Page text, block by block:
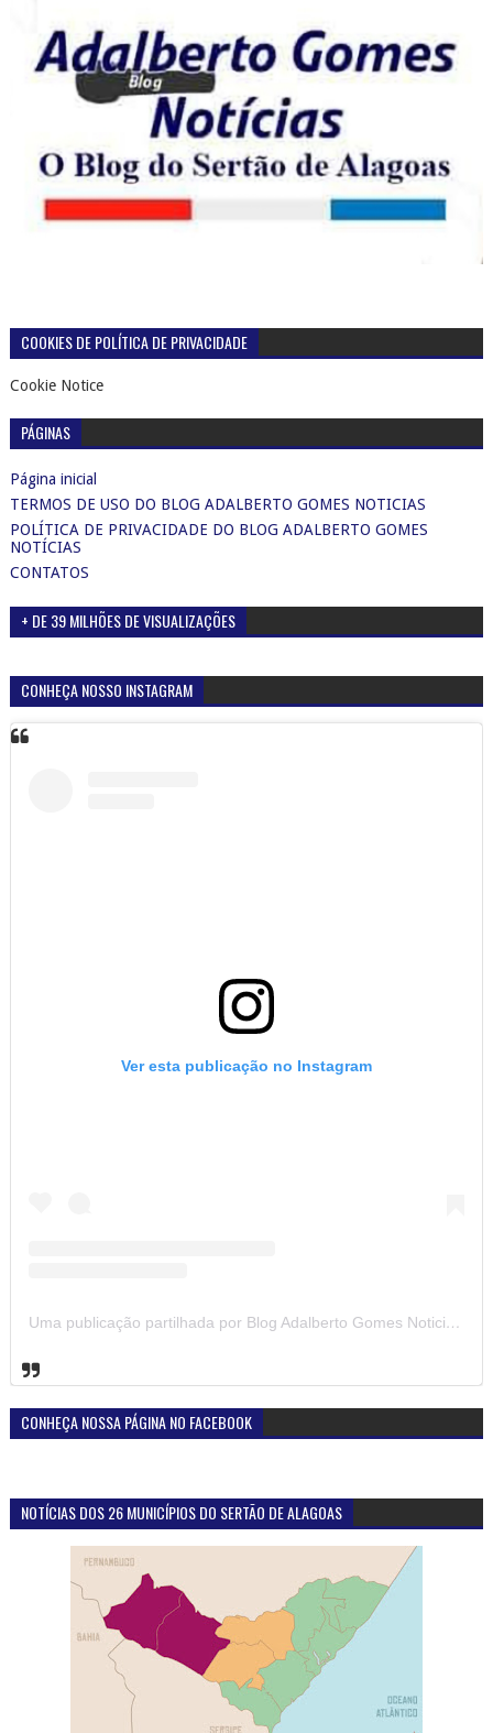
COOKIES DE POLÍTICA DE PRIVACIDADE
Cookie Notice
PÁGINAS
Página inicial
TERMOS DE USO DO BLOG ADALBERTO GOMES NOTICIAS
POLÍTICA DE PRIVACIDADE DO BLOG ADALBERTO GOMES
NOTÍCIAS
CONTATOS
+ DE 39 MILHÕES DE VISUALIZAÇÕES
CONHEÇA NOSSO INSTAGRAM
Ver esta publicação no Instagram
Uma publicação partilhada por Blog Adalberto Gomes Noticias (@blogadalbertogomesnoticiass)
CONHEÇA NOSSA PÁGINA NO FACEBOOK
NOTÍCIAS DOS 26 MUNICÍPIOS DO SERTÃO DE ALAGOAS